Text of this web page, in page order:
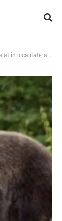
fost emis mesaj RO-Alert